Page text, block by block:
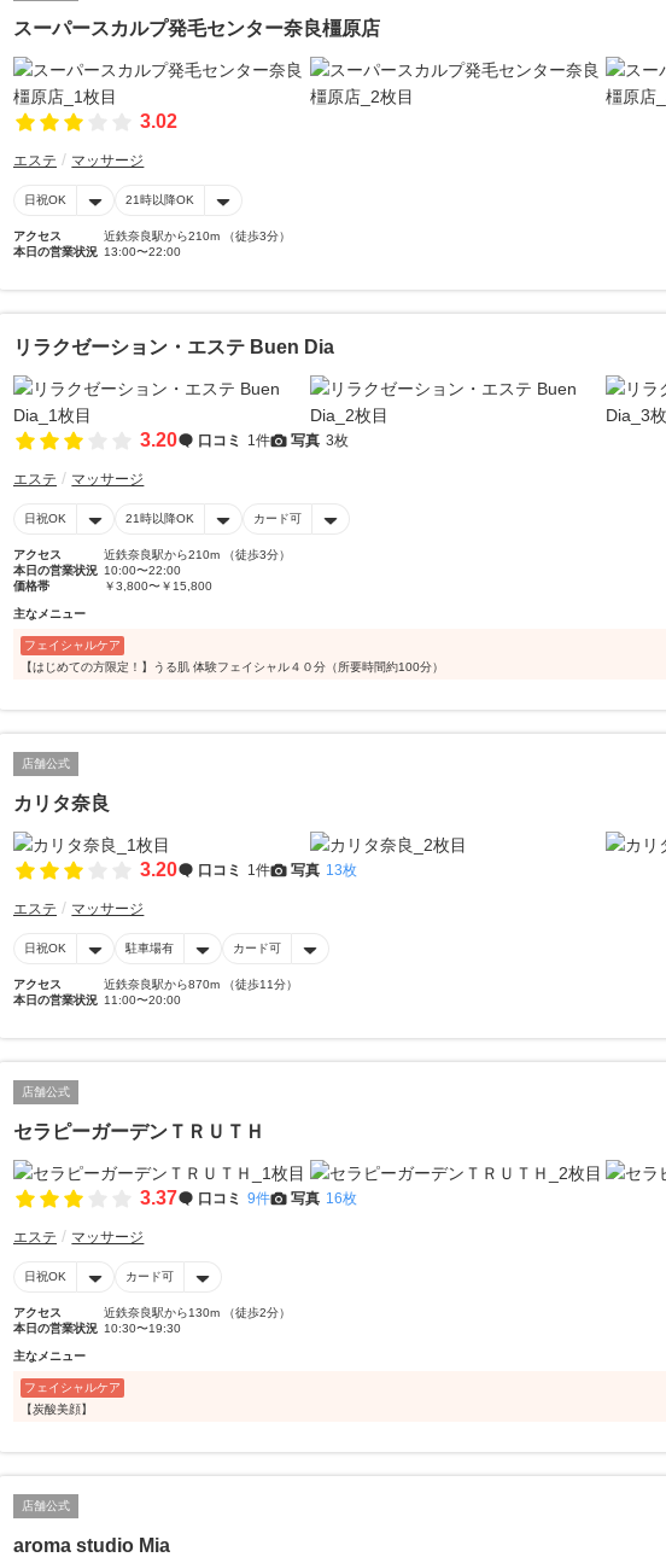
スーパースカルプ発毛センター奈良橿原店
3.02
エステ マッサージ
日祝OK 21時以降OK
アクセス
近鉄奈良駅から210m （徒歩3分）
本日の営業状況 13:00〜22:00
リラクゼーション・エステ Buen Dia
3.20 口コミ 1件 写真 3枚
エステ マッサージ
日祝OK 21時以降OK カード可
アクセス
近鉄奈良駅から210m （徒歩3分）
本日の営業状況 10:00〜22:00
価格帯
￥3,800〜￥15,800
主なメニュー
フェイシャルケア
【はじめての方限定！】うる肌 体験フェイシャル４０分（所要時間約100分）
店舗公式
カリタ奈良
3.20 口コミ 1件 写真 13枚
エステ マッサージ
日祝OK 駐車場有 カード可
アクセス
近鉄奈良駅から870m （徒歩11分）
本日の営業状況 11:00〜20:00
店舗公式
セラピーガーデンＴＲＵＴＨ
3.37 口コミ 9件 写真 16枚
エステ マッサージ
日祝OK カード可
アクセス
近鉄奈良駅から130m （徒歩2分）
本日の営業状況 10:30〜19:30
主なメニュー
フェイシャルケア
【炭酸美顔】
店舗公式
aroma studio Mia